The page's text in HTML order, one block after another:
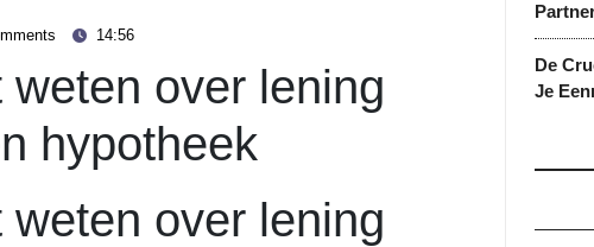
14:56
over lening
hypotheek
over lening
De
Je